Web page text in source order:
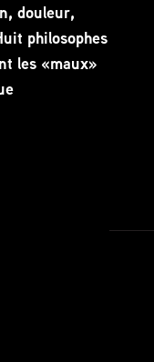
douleur,
philosophes
les «maux»